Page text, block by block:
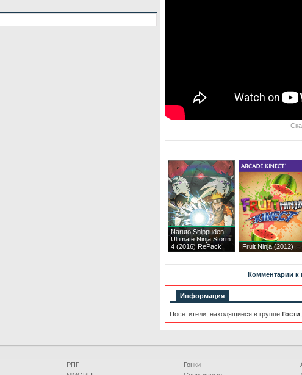
Naruto Shippuden:
Ultimate Ninja Storm
4 (2016) RePack
Fruit Ninja (2012)
Комментарии к
Информация
Посетители, находящиеся в группе Гости
РПГ
Гонки